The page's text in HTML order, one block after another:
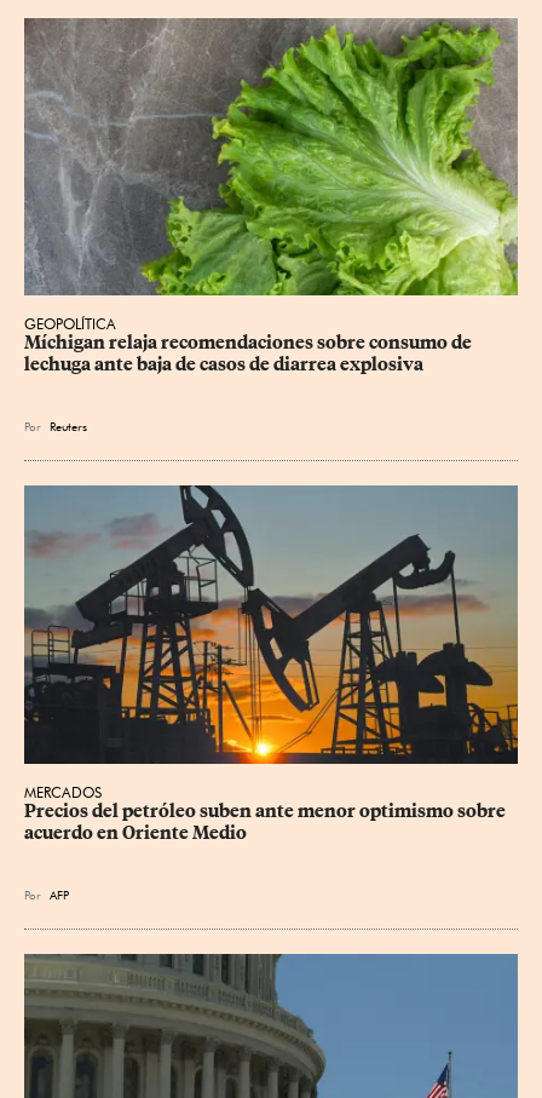
GEOPOLÍTICA
Míchigan relaja recomendaciones sobre consumo de
lechuga ante baja de casos de diarrea explosiva
Por Reuters
MERCADOS
Precios del petróleo suben ante menor optimismo sobre
acuerdo en Oriente Medio
Por AFP